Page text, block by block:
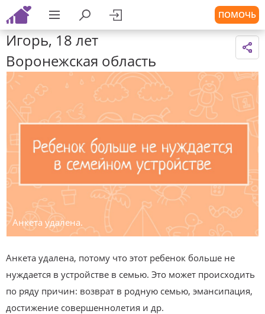
ПОМОЧЬ
Игорь, 18 лет
Воронежская область
Анкета удалена.
Анкета удалена, потому что этот ребенок больше не
нуждается в устройстве в семью. Это может происходить
по ряду причин: возврат в родную семью, эмансипация,
достижение совершеннолетия и др.